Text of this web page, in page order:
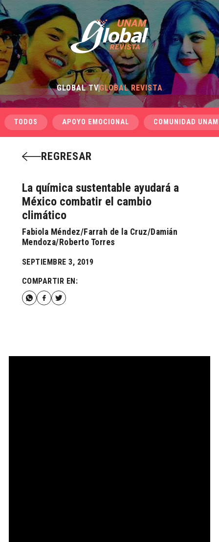
GLOBAL TVGLOBAL REVISTA
TODOS APOYO EMOCIONAL COMUNIDAD UNAM
REGRESAR
La química sustentable ayudará a
México combatir el cambio
climático
Fabiola Méndez/Farrah de la Cruz/Damián
Mendoza/Roberto Torres
SEPTIEMBRE 3, 2019
COMPARTIR EN: